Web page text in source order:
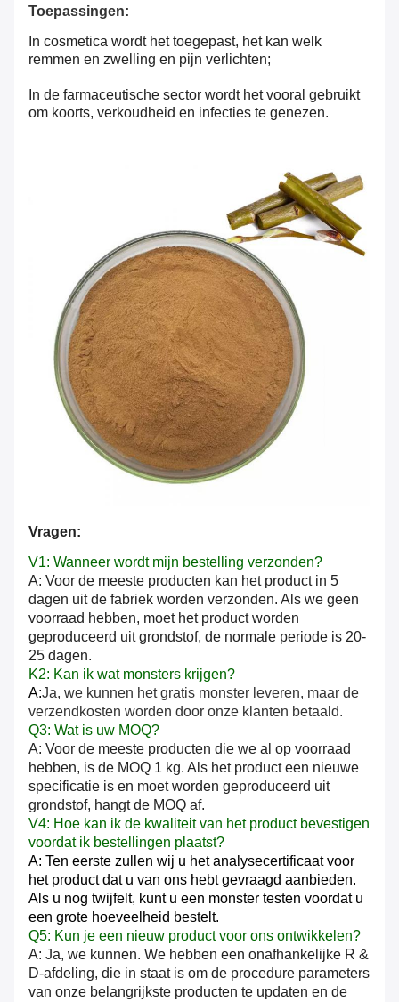
Toepassingen:
In cosmetica wordt het toegepast, het kan welk
remmen en zwelling en pijn verlichten;
In de farmaceutische sector wordt het vooral gebruikt
om koorts, verkoudheid en infecties te genezen.
Vragen:
V1: Wanneer wordt mijn bestelling verzonden?
A: Voor de meeste producten kan het product in 5
dagen uit de fabriek worden verzonden. Als we geen
voorraad hebben, moet het product worden
geproduceerd uit grondstof, de normale periode is 20-
25 dagen.
K2: Kan ik wat monsters krijgen?
A:Ja, we kunnen het gratis monster leveren, maar de
verzendkosten worden door onze klanten betaald.
Q3: Wat is uw MOQ?
A: Voor de meeste producten die we al op voorraad
hebben, is de MOQ 1 kg. Als het product een nieuwe
specificatie is en moet worden geproduceerd uit
grondstof, hangt de MOQ af.
V4: Hoe kan ik de kwaliteit van het product bevestigen
voordat ik bestellingen plaatst?
A: Ten eerste zullen wij u het analysecertificaat voor
het product dat u van ons hebt gevraagd aanbieden.
Als u nog twijfelt, kunt u een monster testen voordat u
een grote hoeveelheid bestelt.
Q5: Kun je een nieuw product voor ons ontwikkelen?
A: Ja, we kunnen. We hebben een onafhankelijke R &
D-afdeling, die in staat is om de procedure parameters
van onze belangrijkste producten te updaten en de